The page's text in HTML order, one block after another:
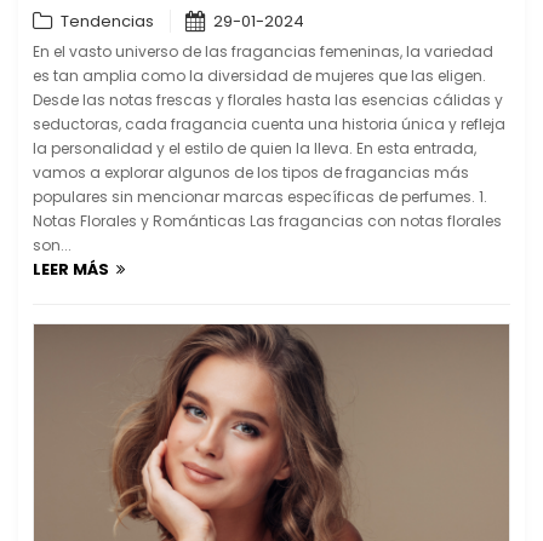
Tendencias 29-01-2024
En el vasto universo de las fragancias femeninas, la variedad
es tan amplia como la diversidad de mujeres que las eligen.
Desde las notas frescas y florales hasta las esencias cálidas y
seductoras, cada fragancia cuenta una historia única y refleja
la personalidad y el estilo de quien la lleva. En esta entrada,
vamos a explorar algunos de los tipos de fragancias más
populares sin mencionar marcas específicas de perfumes. 1.
Notas Florales y Románticas Las fragancias con notas florales
son...
LEER MÁS